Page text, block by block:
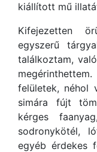
kiállított mű
Kifejezetten
egyszerű
találkoztam,
felületek, néhol
simára fújt
kérges
sodronykötél,
egyéb érdekes